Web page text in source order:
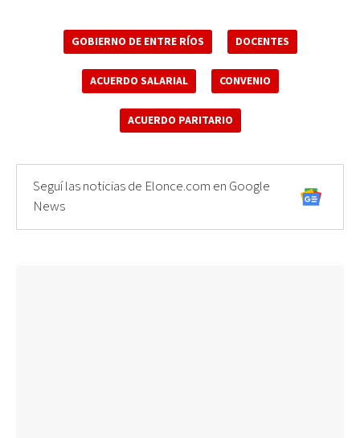
GOBIERNO DE ENTRE RÍOS DOCENTES
ACUERDO SALARIAL CONVENIO
ACUERDO PARITARIO
Seguí las noticias de Elonce.com en Google
News